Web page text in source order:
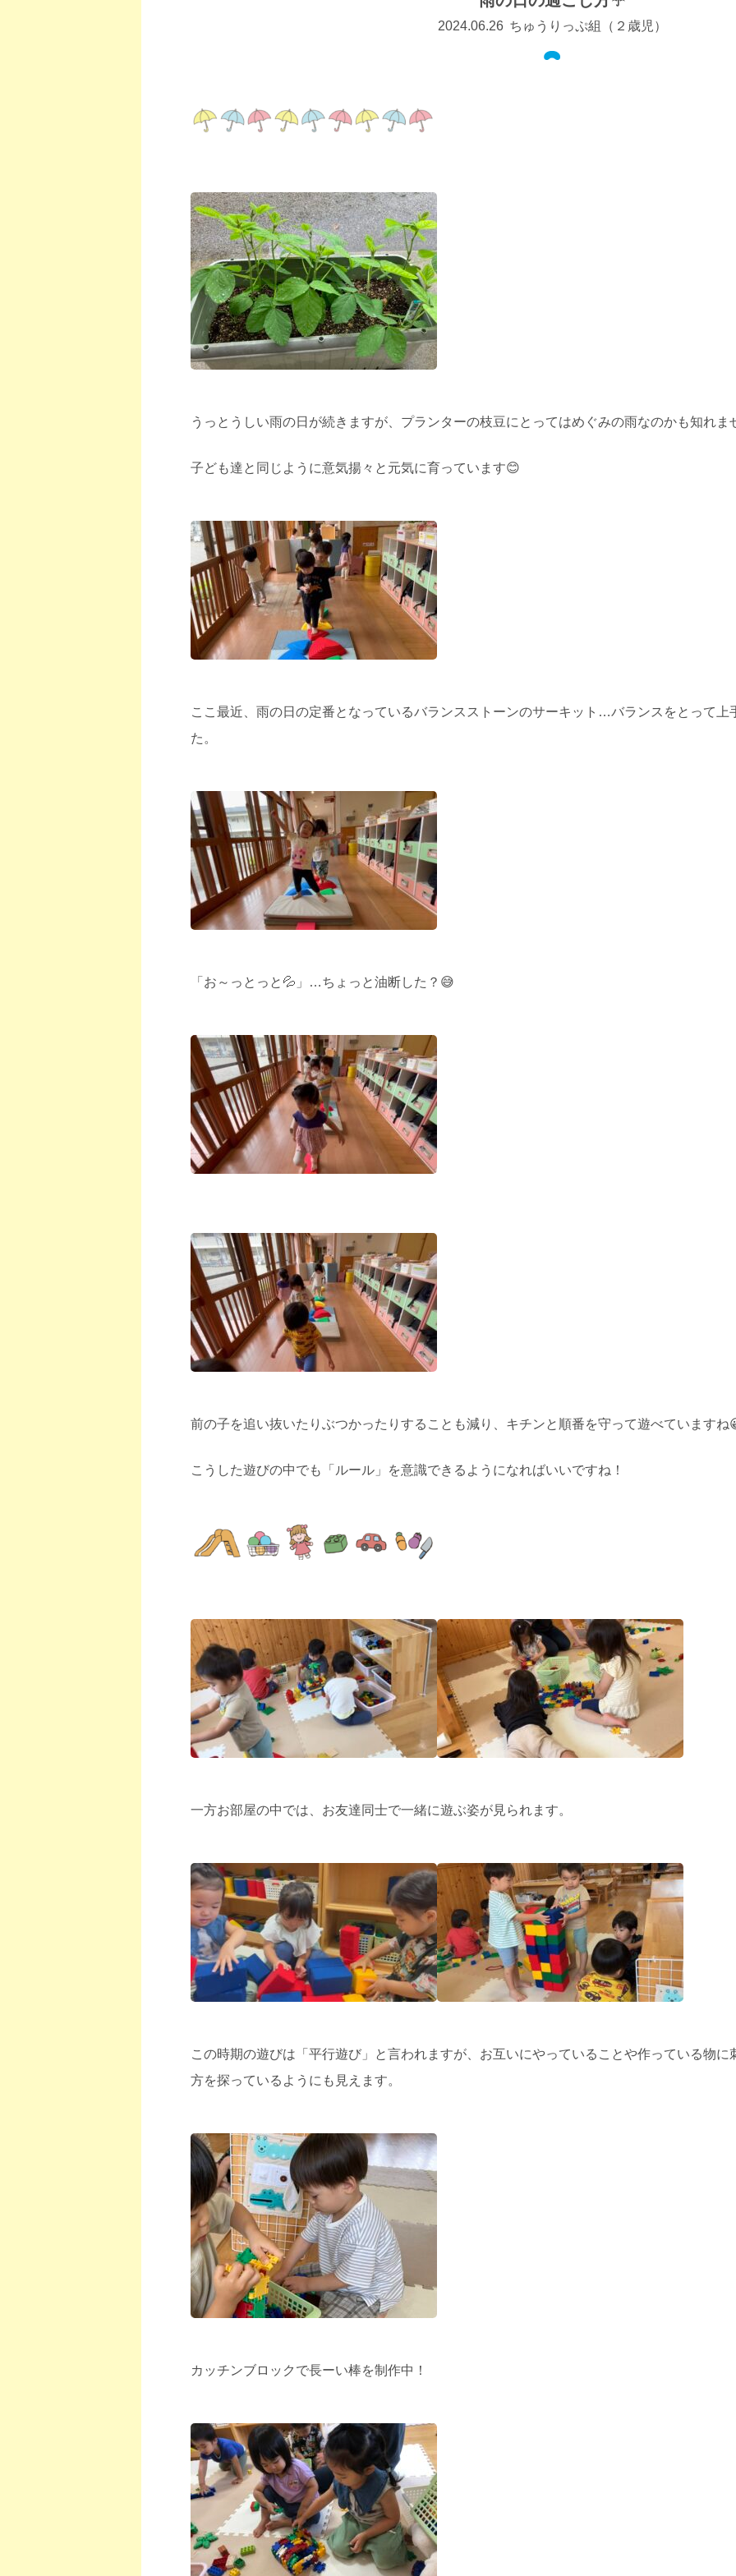
2024.06.26 ちゅうりっぷ組（２歳児）
うっとうしい雨の日が続きますが、プランターの枝豆にとってはめぐみの雨なのかも知れま
子ども達と同じように意気揚々と元気に育っています😊
ここ最近、雨の日の定番となっているバランスストーンのサーキット…バランスをとって上
た。
「お～っとっと💦」…ちょっと油断した？😅
前の子を追い抜いたりぶつかったりすることも減り、キチンと順番を守って遊べていますね
こうした遊びの中でも「ルール」を意識できるようになればいいですね！
一方お部屋の中では、お友達同士で一緒に遊ぶ姿が見られます。
この時期の遊びは「平行遊び」と言われますが、お互いにやっていることや作っている物
方を探っているようにも見えます。
カッチンブロックで長ーい棒を制作中！